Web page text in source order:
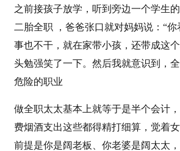
之前接孩子放学，听到旁边一个学生
二胎全职 ，爸爸张口就对妈妈说：“
事也不干，就在家带小孩，还带成这
头勉强笑了一下。然后我就意识到，
危险的职业
做全职太太基本上就等于是半个会计
费烟酒支出这些都得精打细算，觉着
前提是你是阔老板、你老婆是阔太太